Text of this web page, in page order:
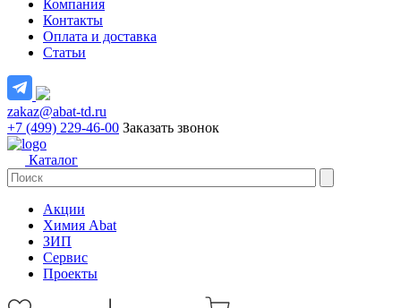
Компания
Контакты
Оплата и доставка
Статьи
zakaz@abat-td.ru
+7 (499) 229-46-00 Заказать звонок
Каталог
Акции
Химия Abat
ЗИП
Сервис
Проекты